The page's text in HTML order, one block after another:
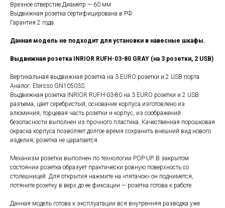
Врезное отверстие Диаметр — 60 мм
Выдвижная розетка сертифицирована в РФ.
Гарантия 2 года.
Данная модель не подходит для установки в навесные шкафы.
Выдвижная розетка INRIOR RUFH-03-80 GRAY (на 3 розетки, 2 USB)
Вертикальная выдвижная розетка на 3 EURO розетки и 2 USB порта.
Аналог: Etersso GN10503S.
Выдвижная розетка INRIOR RUFH-03-80 на 3 EURO розетки и 2 USB
разъема, цвет серебристый, основание корпуса изготовлено из
алюминия, торцевая часть розетки и корпус, из соображений
безопасности выполнен из прочного пластика. Качественная порошковая
окраска корпуса позволяет долгое время сохранить внешний вид нового
изделия, розетка не царапается.
Механизм розетки выполнен по технологии POP-UP. В закрытом
состоянии розетка образует практически ровную поверхность со
столешницей. Для открытия нажмите на «пятачок» он поднимется,
потяните розетку в верх до ее фиксации — розетка готова к работе.
Данная модель готова к эксплуатации вся внутренняя разводка уже